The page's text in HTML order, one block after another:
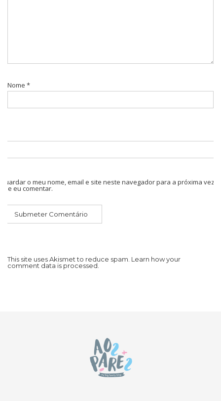
Nome *
Guardar o meu nome, email e site neste navegador para a próxima vez
que eu comentar.
This site uses Akismet to reduce spam. Learn how your
comment data is processed.